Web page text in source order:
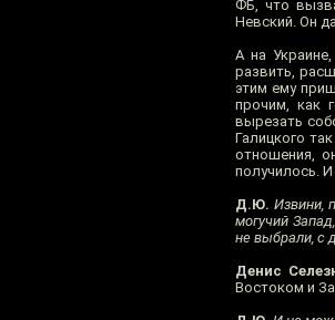
ФБ, что
Невский. Он
А на
развить,
этим ему
прочим, как
вырезать
Галицкого
отношения,
получилось.
Д.Ю. Извини,
могучий
не выбрали, с
Денис
Востоком и